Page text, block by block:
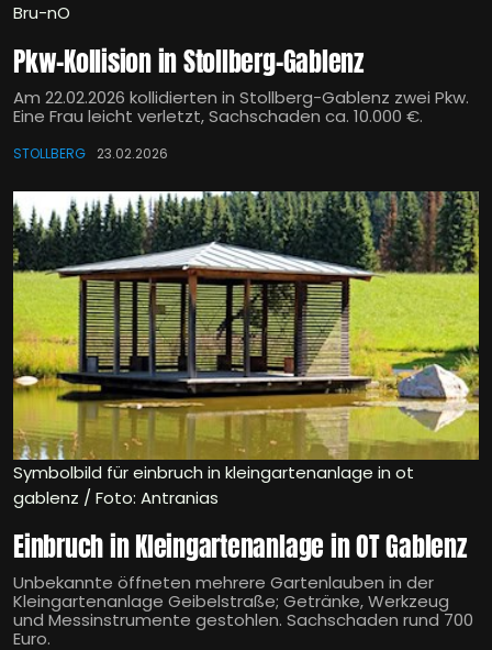
Bru-nO
Pkw-Kollision in Stollberg-Gablenz
Am 22.02.2026 kollidierten in Stollberg-Gablenz zwei Pkw.
Eine Frau leicht verletzt, Sachschaden ca. 10.000 €.
STOLLBERG 23.02.2026
Symbolbild für einbruch in kleingartenanlage in ot
gablenz / Foto: Antranias
Einbruch in Kleingartenanlage in OT Gablenz
Unbekannte öffneten mehrere Gartenlauben in der
Kleingartenanlage Geibelstraße; Getränke, Werkzeug
und Messinstrumente gestohlen. Sachschaden rund 700
Euro.